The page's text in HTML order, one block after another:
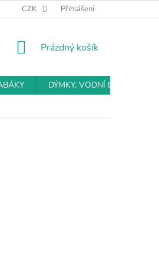
OCHRANY OSOBNÍCH ÚDAJŮ
CZK Přihlášení
NÁKUPNÍ
Prázdný košík
DÝMKY, VODNÍ DÝMKY